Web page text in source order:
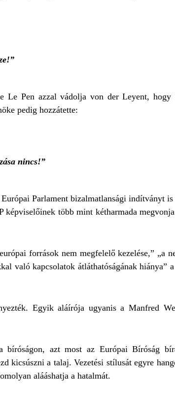
Le Pen azzal vádolja von der Leyent, hogy
pedig hozzátette:
nincs!”
Európai Parlament bizalmatlansági indítványt
több mint kétharmada
források nem megfelelő kezelése,” „a
való kapcsolatok átláthatóságának hiánya”
Egyik aláírója ugyanis a Manfred
azt most az Európai Bíróság
kicsúszni a talaj. Vezetési stílusát egyre
alááshatja a hatalmát.